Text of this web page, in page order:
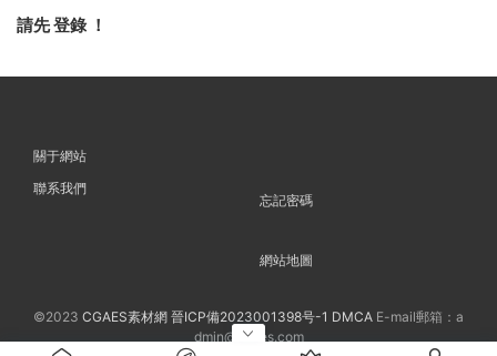
請先登錄！
關于網站
聯系我們
忘記密碼
網站地圖
©2023 CGAES素材網 晉ICP備2023001398号-1 DMCA E-mail郵箱：a
dmin@cgaes.com